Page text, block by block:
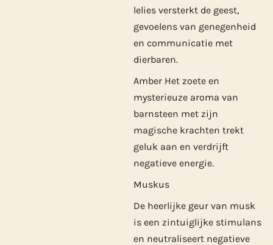
lelies versterkt de geest,
gevoelens van genegenheid
en communicatie met
dierbaren.
Amber Het zoete en
mysterieuze aroma van
barnsteen met zijn
magische krachten trekt
geluk aan en verdrijft
negatieve energie.
Muskus
De heerlijke geur van musk
is een zintuiglijke stimulans
en neutraliseert negatieve